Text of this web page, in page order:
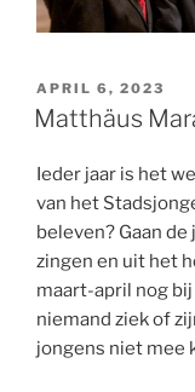
GEPLAATST
OP
APRIL 6, 2023
Matthäus
Ieder jaar is het
van het
beleven? Gaan
zingen en uit het
maart-april nog
niemand ziek of
jongens niet mee